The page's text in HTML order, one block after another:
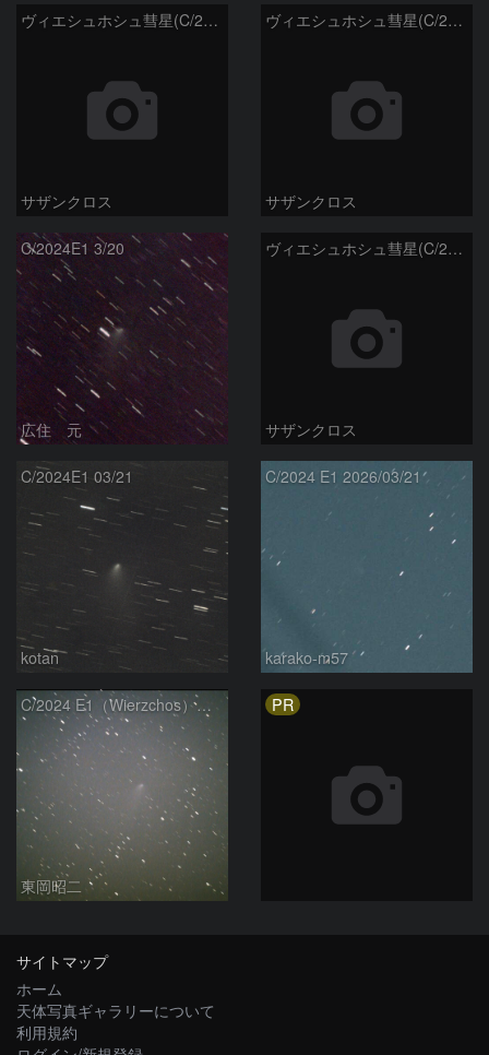
ヴィエシュホシュ彗星(C/2024E1) 3月11日Seestar50
サザンクロス
ヴィエシュホシュ彗星(C/2024E1) 3月‎5日Seestar50
サザンクロス
C/2024E1 3/20
広住 元
ヴィエシュホシュ彗星(C/2024E1) 3月‎1日Seestar50
サザンクロス
C/2024E1 03/21
kotan
C/2024 E1 2026/03/21
karako-m57
C/2024 E1（Wierzchos） 03/21
東岡昭二
PR
サイトマップ
ホーム
天体写真ギャラリーについて
利用規約